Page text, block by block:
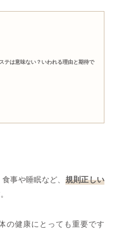
テは意味ない？いわれる理由と期待で
事や睡眠など、 規則正しい
の健康にとっても重要です